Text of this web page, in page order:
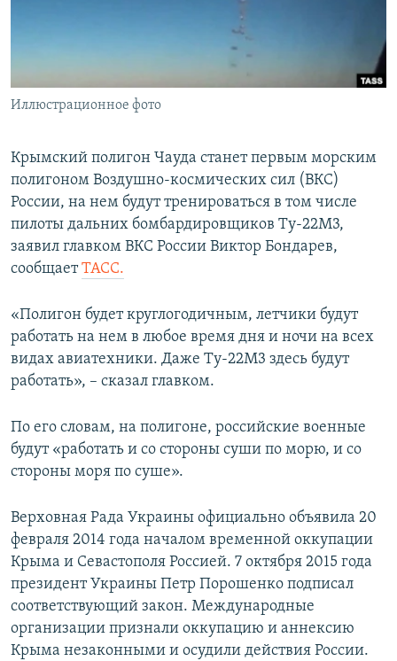
УКРАИНСКАЯ ПРОБЛЕМА КРЫМА
Иллюстрационное фото
Крымский полигон Чауда станет первым морским
полигоном Воздушно-космических сил (ВКС)
России, на нем будут тренироваться в том числе
пилоты дальних бомбардировщиков Ту-22М3,
заявил главком ВКС России Виктор Бондарев,
сообщаетТАСС.
«Полигон будет круглогодичным, летчики будут
работать на нем в любое время дня и ночи на всех
видах авиатехники. Даже Ту-22М3 здесь будут
работать», – сказал главком.
По его словам, на полигоне, российские военные
будут «работать и со стороны суши по морю, и со
стороны моря по суше».
Верховная Рада Украины официально объявила 20
февраля 2014 года началом временной оккупации
Крыма и Севастополя Россией. 7 октября 2015 года
президент Украины Петр Порошенко подписал
соответствующий закон. Международные
организации признали оккупацию и аннексию
Крыма незаконными и осудили действия России.